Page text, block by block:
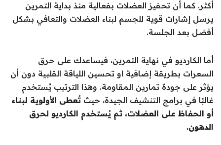
أكثر. كما أن تحفيز العضلات بفعالية منذ بداية التمرين
يرسل إشارات قوية للجسم لبناء العضلات والتعافي بشكل
أفضل بعد الجلسة.
أما الكارديو في نهاية التمرين، فيساعدك على حرق
السعرات بطريقة إضافية او تحسين اللياقة القلبية دون أن
يؤثر على جودة تمارين المقاومة. وهذا الترتيب يُستخدم
غالبًا في برامج التنشيف الجيدة، حيث تُعطى الأولوية لبناء
أو الحفاظ على العضلات، ثم يُستخدم الكارديو لحرق
الدهون.